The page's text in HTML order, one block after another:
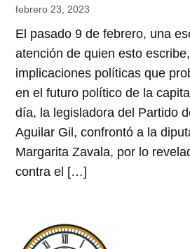
febrero 23, 2023
El pasado 9 de febrero, una
atención de quien esto
implicaciones políticas que
en el futuro político de la
día, la legisladora del Partido
Aguilar Gil, confrontó a la
Margarita Zavala, por lo
contra el […]